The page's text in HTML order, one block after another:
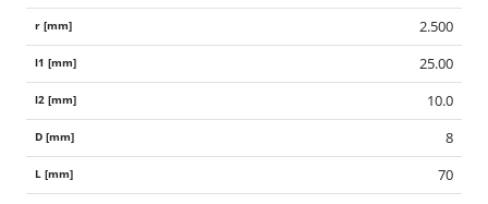
2.500
25.00
10.0
8
70